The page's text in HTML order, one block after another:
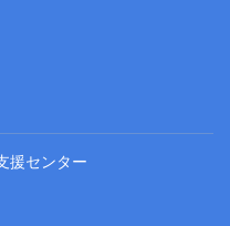
援センター